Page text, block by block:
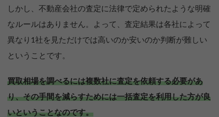
しかし、不動産会社の査定に法律で定められたような明確
なルールはありません。よって、査定結果は各社によって
異なり1社を見ただけでは高いのか安いのか判断が難しい
ということです。
買取相場を調べるには複数社に査定を依頼する必要があ
り、その手間を減らすためには一括査定を利用した方が良
いということなのです。